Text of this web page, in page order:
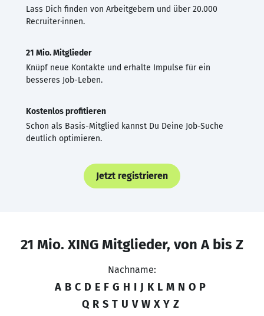
Lass Dich finden von Arbeitgebern und über 20.000
Recruiter·innen.
21 Mio. Mitglieder
Knüpf neue Kontakte und erhalte Impulse für ein
besseres Job-Leben.
Kostenlos profitieren
Schon als Basis-Mitglied kannst Du Deine Job-Suche
deutlich optimieren.
Jetzt registrieren
21 Mio. XING Mitglieder, von A bis Z
Nachname:
A B C D E F G H I J K L M N O P
Q R S T U V W X Y Z